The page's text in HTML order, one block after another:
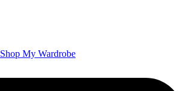
Shop My Wardrobe